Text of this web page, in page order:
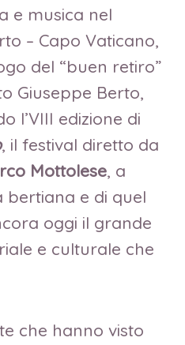
e musica nel
– Capo Vaticano,
del “buen retiro”
Giuseppe Berto,
l’VIII edizione di
, il festival diretto da
Mottolese, a
bertiana e di quel
oggi il grande
e culturale che
che hanno visto